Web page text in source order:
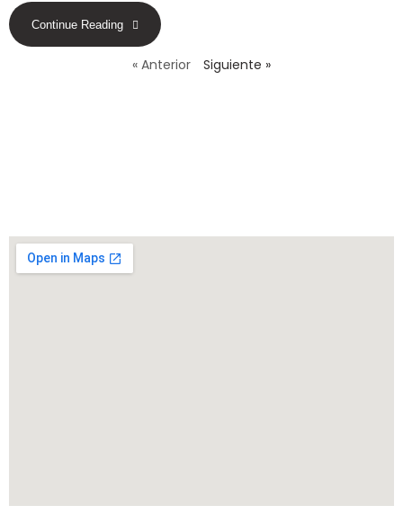
Continue Reading
« Anterior Siguiente »